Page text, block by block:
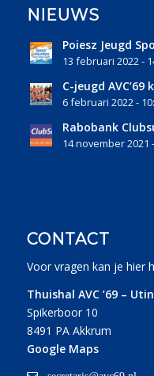
NIEUWS
Poiesz Jeugd
13 februari 2022 -
C-jeugd AVC’69
6 februari 2022 -
Rabobank
14 november 2021
CONTACT
Voor vragen kan je hier
Thuishal AVC ’69 –
Spikerboor 10
8491 PA Akkrum
Google Maps